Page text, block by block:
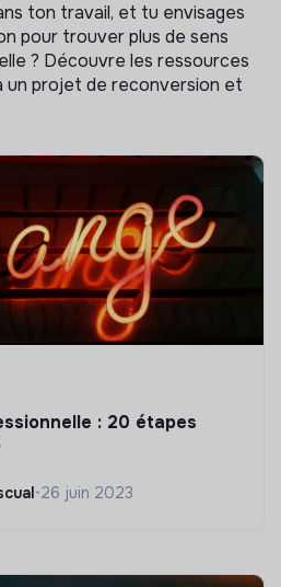
ton travail, et tu envisages
pour trouver plus de sens
? Découvre les ressources
un projet de reconversion et
: 20 étapes
•26 juin 2023